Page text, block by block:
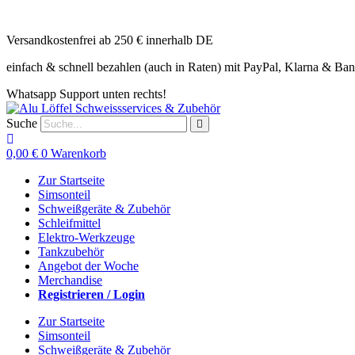
springen
Versandkostenfrei ab 250 € innerhalb DE
einfach & schnell bezahlen (auch in Raten) mit PayPal, Klarna &
Whatsapp Support unten rechts!
Suche
0,00 € 0 Warenkorb
Zur Startseite
Simsonteil
Schweißgeräte & Zubehör
Schleifmittel
Elektro-Werkzeuge
Tankzubehör
Angebot der Woche
Merchandise
Registrieren / Login
Zur Startseite
Simsonteil
Schweißgeräte & Zubehör